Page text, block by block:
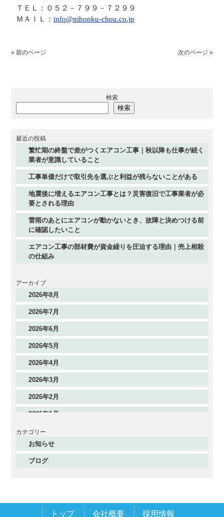
ＴＥＬ：０５２－７９９－７２９９
ＭＡＩＬ：info@nihonku-chou.co.jp
« 前のページ 次のページ »
検索
検索
最近の投稿
繁忙期の終盤で差がつくエアコン工事｜秋以降も仕事が続く
業者が意識していること
工事単価だけで取引先を選ぶと利益が残らないことがある
地震後に増えるエアコン工事とは？災害復旧で工事業者が必
要とされる理由
雷雨のあとにエアコンが動かないとき、故障と決めつける前
に確認したいこと
エアコン工事の部材費が資金繰りを圧迫する理由｜売上相殺
の仕組み
アーカイブ
2026年8月
2026年7月
2026年6月
2026年5月
2026年4月
2026年3月
2026年2月
2026年1月
2025年12月
2025年11月
2025年10月
カテゴリー
お知らせ
ブログ
トップ 会社概要 採用情報